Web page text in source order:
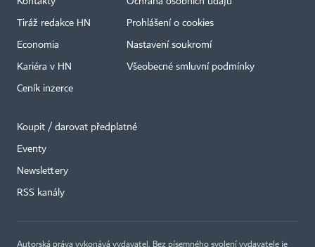
Tiráž redakce HN
Economia
Kariéra v HN
Ceník inzerce
Prohlášení o cookies
Nastavení soukromí
Všeobecné smluvní podmínky
Koupit / darovat předplatné
Eventy
Newslettery
RSS kanály
Autorská práva vykonává vydavatel. Bez písemného svolení vydavatele je